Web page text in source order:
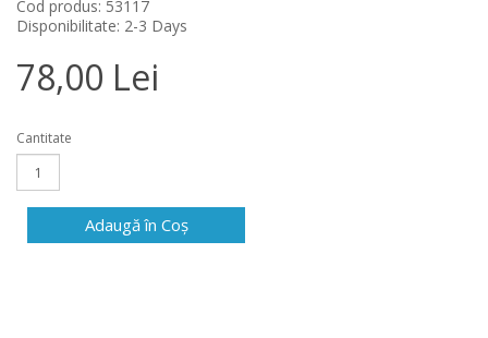
Cod produs: 53117
Disponibilitate: 2-3 Days
78,00 Lei
Cantitate
Adaugă în Coş